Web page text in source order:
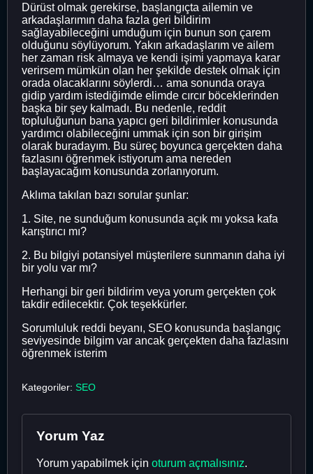
Dürüst olmak gerekirse, başlangıçta ailemin ve
arkadaşlarımın daha fazla geri bildirim
sağlayabileceğini umduğum için bunun son çarem
olduğunu söylüyorum. Yakın arkadaşlarım ve ailem
her zaman risk almaya ve kendi işimi yapmaya karar
verirsem mümkün olan her şekilde destek olmak için
orada olacaklarını söylerdi… ama sonunda oraya
gidip yardım istediğimde elimde cırcır böceklerinden
başka bir şey kalmadı. Bu nedenle, reddit
topluluğunun bana yapıcı geri bildirimler konusunda
yardımcı olabileceğini ummak için son bir girişim
olarak buradayım. Bu süreç boyunca gerçekten daha
fazlasını öğrenmek istiyorum ama nereden
başlayacağım konusunda zorlanıyorum.
Aklıma takılan bazı sorular şunlar:
1. Site, ne sunduğum konusunda açık mı yoksa kafa
karıştırıcı mı?
2. Bu bilgiyi potansiyel müşterilere sunmanın daha iyi
bir yolu var mı?
Herhangi bir geri bildirim veya yorum gerçekten çok
takdir edilecektir. Çok teşekkürler.
Sorumluluk reddi beyanı, SEO konusunda başlangıç ​​
seviyesinde bilgim var ancak gerçekten daha fazlasını
öğrenmek isterim
Kategoriler: SEO
Yorum Yaz
Yorum yapabilmek için oturum açmalısınız.